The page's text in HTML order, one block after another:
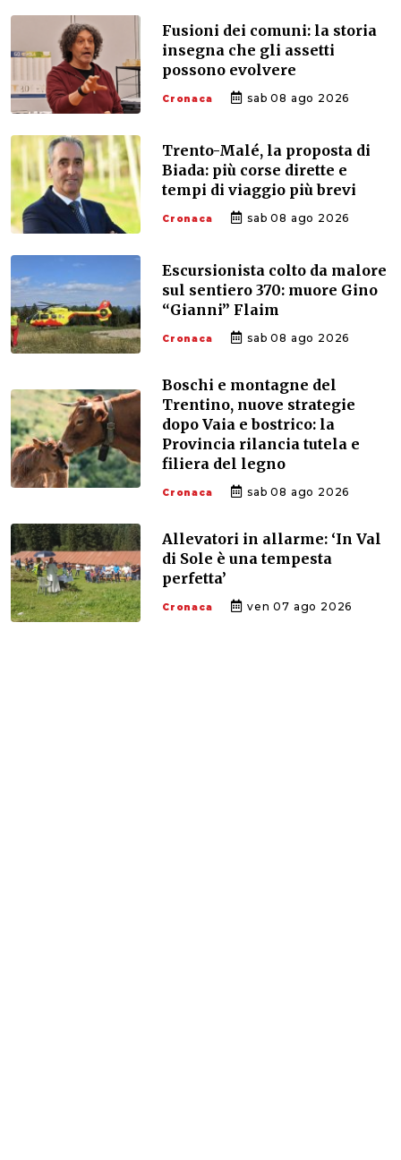
Fusioni dei comuni: la storia
insegna che gli assetti
possono evolvere
Cronaca sab 08 ago 2026
Trento-Malé, la proposta di
Biada: più corse dirette e
tempi di viaggio più brevi
Cronaca sab 08 ago 2026
Escursionista colto da malore
sul sentiero 370: muore Gino
“Gianni” Flaim
Cronaca sab 08 ago 2026
Boschi e montagne del
Trentino, nuove strategie
dopo Vaia e bostrico: la
Provincia rilancia tutela e
filiera del legno
Cronaca sab 08 ago 2026
Allevatori in allarme: ‘In Val
di Sole è una tempesta
perfetta’
Cronaca ven 07 ago 2026